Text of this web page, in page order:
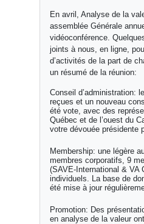
En avril, Analyse de la
assemblée Générale
vidéoconférence.
joints à nous, en ligne,
d’activités de la part de
un résumé de la réunion:
Conseil d’administration:
reçues et un nouveau
été vote, avec des
Québec et de l’ouest du
votre dévouée présidente
Membership: une légère
membres corporatifs, 9
(SAVE-International & VA
individuels. La base de
été mise à jour
Promotion: Des
en analyse de la valeur